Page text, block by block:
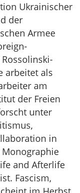
Ukrainischer
der
Armee
arbeitet als
am
der Freien
unter
in
and Afterlife
Fascism,